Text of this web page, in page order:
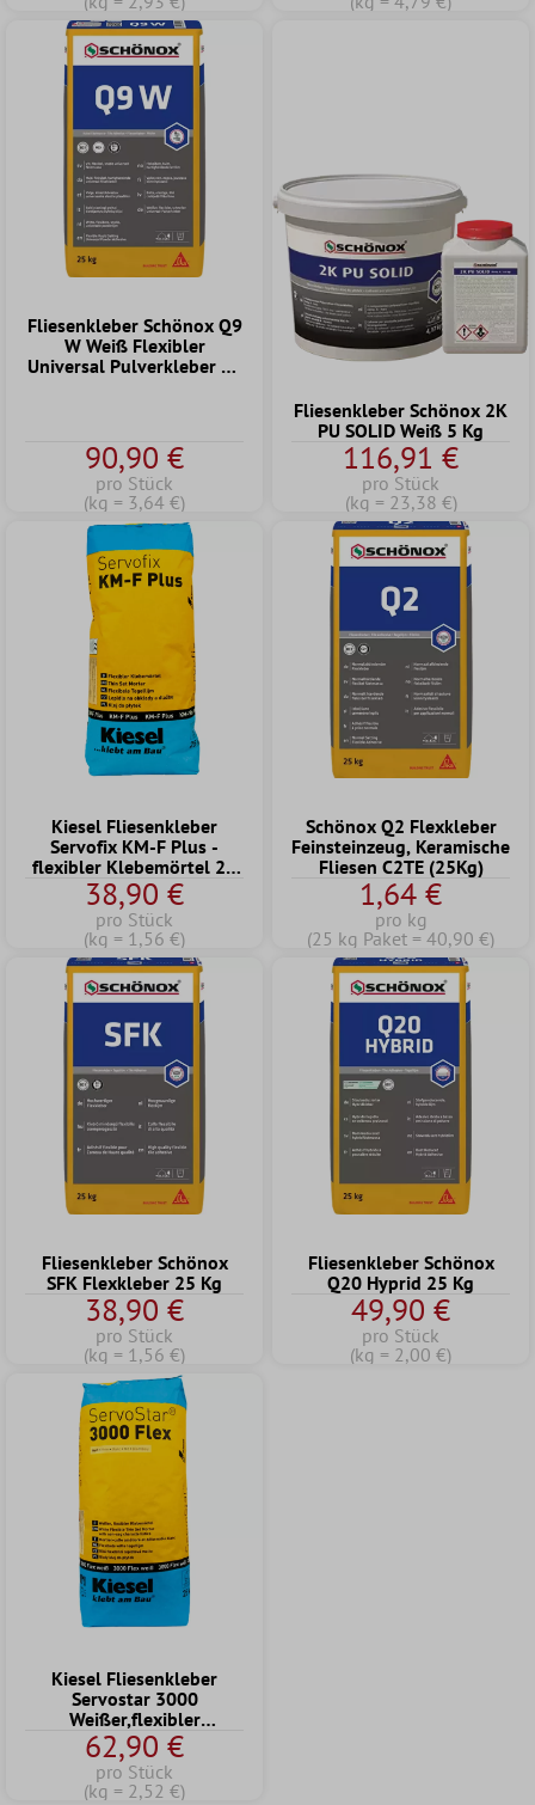
Fliesenkleber Schönox Q9
W Weiß Flexibler
Universal Pulverkleber 25
90,90 €
pro Stück
(kg = 3,64 €)
Fliesenkleber Schönox 2K
PU SOLID Weiß 5 Kg
116,91 €
pro Stück
(kg = 23,38 €)
Kiesel Fliesenkleber
Servofix KM-F Plus -
flexibler Klebemörtel 25
Kg
38,90 €
pro Stück
(kg = 1,56 €)
Schönox Q2 Flexkleber
Feinsteinzeug, Keramische
Fliesen C2TE (25Kg)
1,64 €
pro kg
(25 kg Paket = 40,90 €)
Fliesenkleber Schönox
SFK Flexkleber 25 Kg
38,90 €
pro Stück
(kg = 1,56 €)
Fliesenkleber Schönox
Q20 Hyprid 25 Kg
49,90 €
pro Stück
(kg = 2,00 €)
Kiesel Fliesenkleber
Servostar 3000
Weißer,flexibler
Klebemörtel 25 Kg
62,90 €
pro Stück
(kg = 2,52 €)